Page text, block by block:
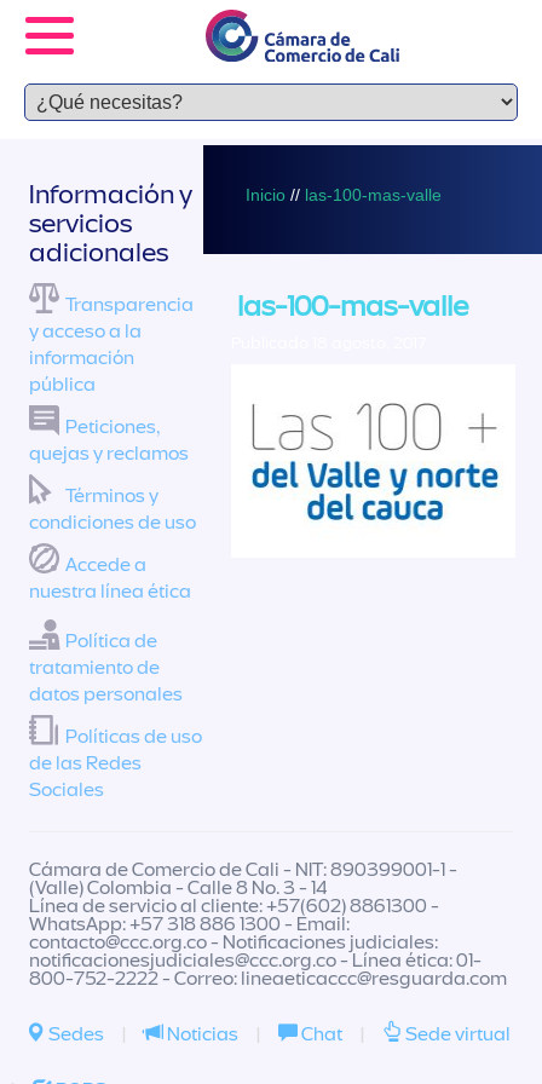
Inicio // las-100-mas-valle
las-100-mas-valle
Información y
servicios
adicionales
Transparencia
y acceso a la
información
pública
Peticiones,
quejas y reclamos
Términos y
condiciones de uso
Accede a
nuestra línea ética
Política de
tratamiento de
datos personales
Políticas de uso
de las Redes
Sociales
Cámara de Comercio de Cali - NIT: 890399001-1 -
(Valle) Colombia - Calle 8 No. 3 - 14
Línea de servicio al cliente: +57(602) 8861300 -
WhatsApp: +57 318 886 1300 - Email:
contacto@ccc.org.co- Notificaciones judiciales:
notificacionesjudiciales@ccc.org.co- Línea ética: 01-
800-752-2222 - Correo: lineaeticaccc@resguarda.com
Sedes | Noticias | Chat | Sede virtual